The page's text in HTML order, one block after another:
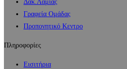
Δακ.Λαμίας
Γραφεία Ομάδας
Προπονητικό Κεντρο
Πληροφορίες
Εισιτήρια